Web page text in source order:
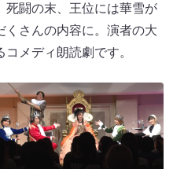
死闘の末、王位には華雪が
くさんの内容に。演者の大
メディ朗読劇です。